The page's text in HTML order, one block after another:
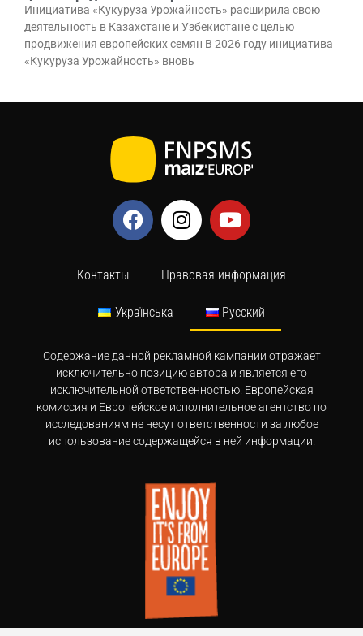
Инициатива «Кукуруза Урожайность» расширила свою
деятельность в Казахстане и Узбекистане с целью
продвижения европейских семян В 2026 году инициатива
«Кукуруза Урожайность» вновь
Контакты Правовая информация
Українська Русский
Содержание данной рекламной кампании отражает
исключительно позицию автора и является его
исключительной ответственностью. Европейская
комиссия и Европейское исполнительное агентство по
исследованиям не несут ответственности за любое
использование содержащейся в ней информации.